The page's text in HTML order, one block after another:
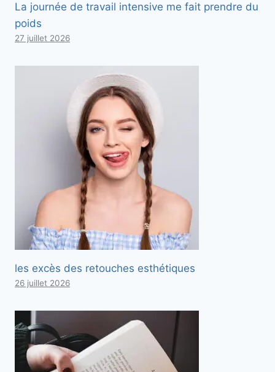
La journée de travail intensive me fait prendre du
poids
27 juillet 2026
les excès des retouches esthétiques
26 juillet 2026